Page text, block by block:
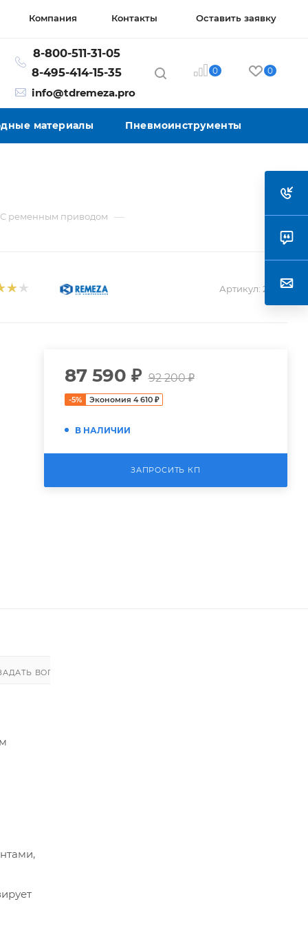
Компания Контакты Оставить заявку
8-800-511-31-05
8-495-414-15-35
info@tdremeza.pro
0 0
материалы Пневмоинструменты
С ременным приводом —
Артикул: 21208
87 590 ₽ 92 200₽
-5% Экономия 4 610₽
В НАЛИЧИИ
ЗАПРОСИТЬ КП
ВОПРОС